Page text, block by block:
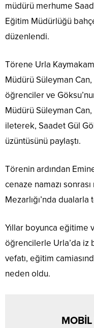
müdürü merhume
Eğitim Müdürlüğü
düzenlendi.
Törene Urla
Müdürü Süleyman
öğrenciler ve
Müdürü Süleyman
ileterek, Saadet Gül
üzüntüsünü paylaştı.
Törenin ardından
cenaze namazı
Mezarlığı’nda
Yıllar boyunca eğitime
öğrencilerle Urla’da iz
vefatı, eğitim
neden oldu.